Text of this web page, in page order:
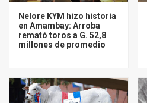
Nelore KYM hizo historia
en Amambay: Arroba
remató toros a G. 52,8
millones de promedio